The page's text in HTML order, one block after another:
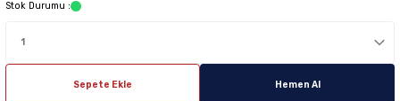
Stok Durumu :
Sepete Ekle Hemen Al